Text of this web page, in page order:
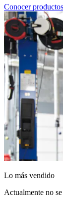
Conocer productos
Lo más vendido
Actualmente no